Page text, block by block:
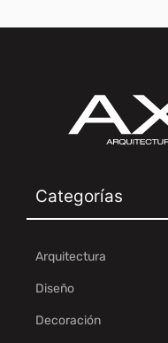
Categorías
Arquitectura
Diseño
Decoración